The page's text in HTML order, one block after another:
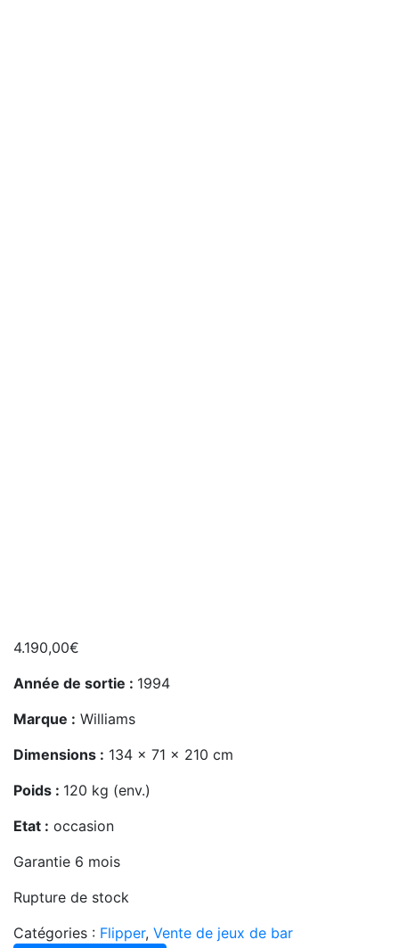
4.190,00€
Année de sortie : 1994
Marque : Williams
Dimensions : 134 x 71 x 210 cm
Poids : 120 kg (env.)
Etat : occasion
Garantie 6 mois
Rupture de stock
Catégories : Flipper, Vente de jeux de bar